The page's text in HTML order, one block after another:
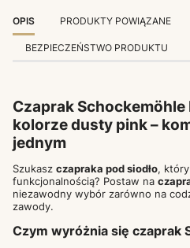
OPIS PRODUKTY POWIĄZANE
BEZPIECZEŃSTWO PRODUKTU
Czaprak Schockemöhle
kolorze dusty pink –
jednym
Szukasz czapraka pod siodło,
funkcjonalnością? Postaw na
niezawodny wybór zarówno na
zawody.
Czym wyróżnia się czaprak